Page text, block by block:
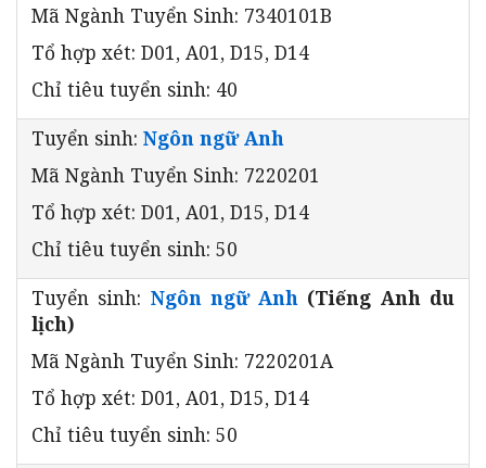
Mã Ngành Tuyển Sinh: 7340101B
Tổ hợp xét: D01, A01, D15, D14
Chỉ tiêu tuyển sinh: 40
Tuyển sinh: Ngôn ngữ Anh
Mã Ngành Tuyển Sinh: 7220201
Tổ hợp xét: D01, A01, D15, D14
Chỉ tiêu tuyển sinh: 50
Tuyển sinh: Ngôn ngữ Anh (Tiếng Anh du
lịch)
Mã Ngành Tuyển Sinh: 7220201A
Tổ hợp xét: D01, A01, D15, D14
Chỉ tiêu tuyển sinh: 50